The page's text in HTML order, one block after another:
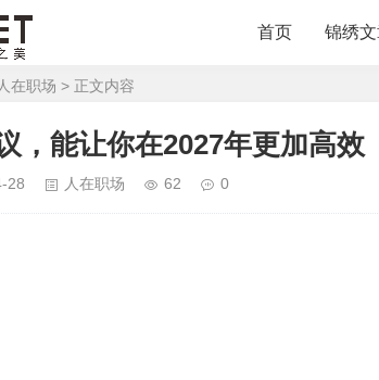
首页 锦绣
人在职场 > 正文内容
，能让你在2027年更加高效
28 人在职场 62 0